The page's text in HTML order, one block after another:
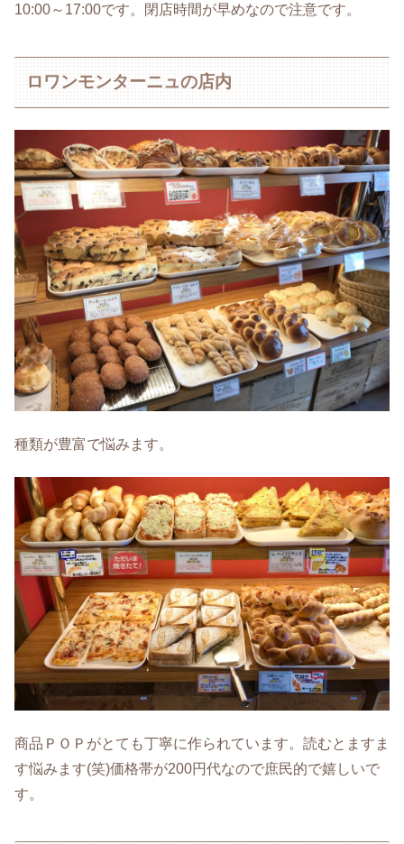
10:00～17:00です。閉店時間が早めなので注意です。
ロワンモンターニュの店内
種類が豊富で悩みます。
商品ＰＯＰがとても丁寧に作られています。読むとますま
す悩みます(笑)価格帯が200円代なので庶民的で嬉しいで
す。